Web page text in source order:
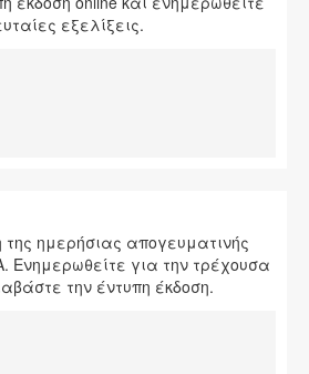
εξελίξεις.
της ημερήσιας απογευματινής
Ενημερωθείτε για την τρέχουσα
την έντυπη έκδοση.